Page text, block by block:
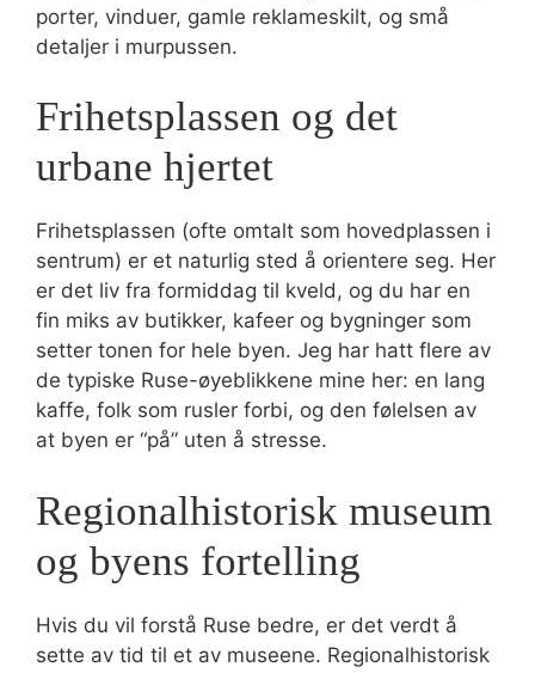
porter, vinduer, gamle reklameskilt, og små
detaljer i murpussen.
Frihetsplassen og det
urbane hjertet
Frihetsplassen (ofte omtalt som hovedplassen i
sentrum) er et naturlig sted å orientere seg. Her
er det liv fra formiddag til kveld, og du har en
fin miks av butikker, kafeer og bygninger som
setter tonen for hele byen. Jeg har hatt flere av
de typiske Ruse-øyeblikkene mine her: en lang
kaffe, folk som rusler forbi, og den følelsen av
at byen er “på” uten å stresse.
Regionalhistorisk museum
og byens fortelling
Hvis du vil forstå Ruse bedre, er det verdt å
sette av tid til et av museene. Regionalhistorisk